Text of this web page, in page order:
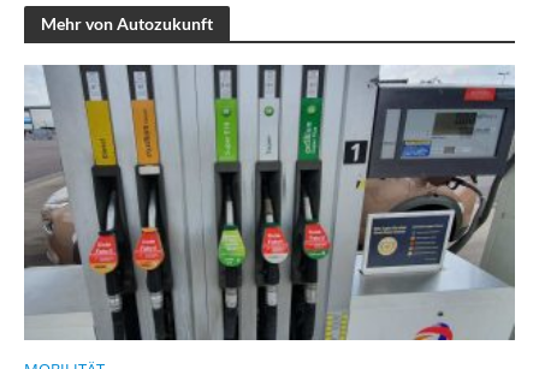
Mehr von Autozukunft